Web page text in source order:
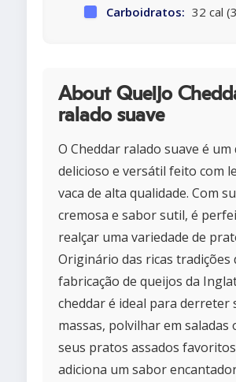
Carboidratos: 32 cal
About Queijo
ralado suave
O Cheddar ralado suave é um
delicioso e versátil feito com
vaca de alta qualidade. Com
cremosa e sabor sutil, é
realçar uma variedade de
Originário das ricas tradições
fabricação de queijos da
cheddar é ideal para derreter
massas, polvilhar em saladas
seus pratos assados
adiciona um sabor